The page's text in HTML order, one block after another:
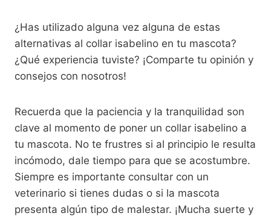
¿Has utilizado alguna vez alguna de estas
alternativas al collar isabelino en tu mascota?
¿Qué experiencia tuviste? ¡Comparte tu opinión y
consejos con nosotros!
Recuerda que la paciencia y la tranquilidad son
clave al momento de poner un collar isabelino a
tu mascota. No te frustres si al principio le resulta
incómodo, dale tiempo para que se acostumbre.
Siempre es importante consultar con un
veterinario si tienes dudas o si la mascota
presenta algún tipo de malestar. ¡Mucha suerte y